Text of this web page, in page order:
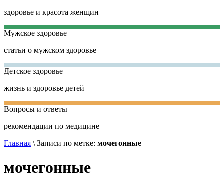
здоровье и красота женщин
Мужское здоровье
статьи о мужском здоровье
Детское здоровье
жизнь и здоровье детей
Вопросы и ответы
рекомендации по медицине
Главная \ Записи по метке: мочегонные
мочегонные